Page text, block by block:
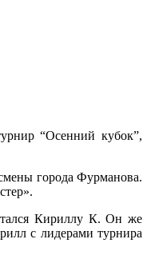
“Осенний кубок”,
города Фурманова.
Кириллу К. Он же
с лидерами турнира